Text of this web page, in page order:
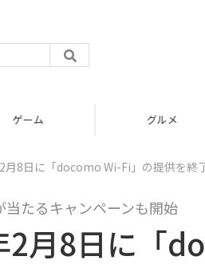
ゲーム グルメ
月8日に「docomo Wi-Fi」の提供を終
たるキャンペーンも開始
2月8日に「